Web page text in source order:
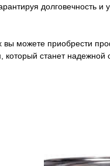
долговечность и
вы можете приобрести
станет надежной